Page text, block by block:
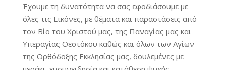
Έχουμε τη δυνατότητα να σας εφοδιάσουμε με
όλες τις Εικόνες, με θέματα και παραστάσεις από
τον Βίο του Χριστού μας, της Παναγίας μας και
Υπεραγίας Θεοτόκου καθώς και όλων των Αγίων
της Ορθόδοξης Εκκλησίας μας, δουλεμένες με